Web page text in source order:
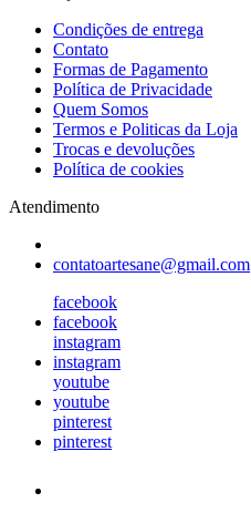
Condições de entrega
Contato
Formas de Pagamento
Política de Privacidade
Quem Somos
Termos e Politicas da Loja
Trocas e devoluções
Política de cookies
Atendimento
contatoartesane@gmail.com
facebook
facebook
instagram
instagram
youtube
youtube
pinterest
pinterest